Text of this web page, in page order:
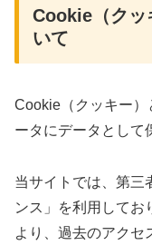
Cookie（クッ
いて
Cookie（クッキー）
ータにデータとして
当サイトでは、第三
ンス」を利用してお
より、過去のアクセ